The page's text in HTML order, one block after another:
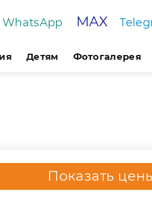
WhatsApp MAX
Детям Фотогалерея
Показать